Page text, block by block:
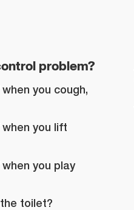
problem?
you cough,
you lift
you play
toilet?